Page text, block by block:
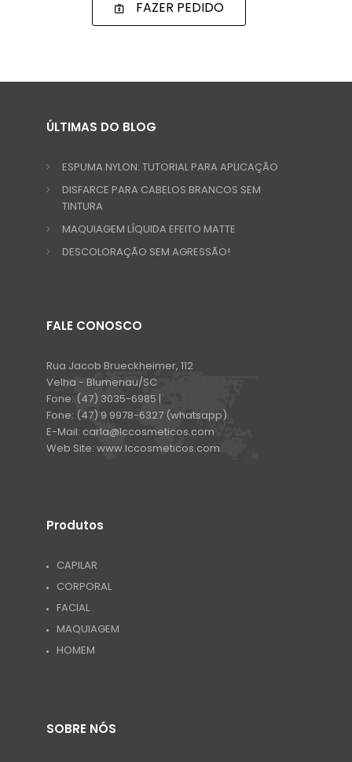
FAZER PEDIDO
ÚLTIMAS DO BLOG
ESPUMA NYLON: TUTORIAL PARA APLICAÇÃO
DISFARCE PARA CABELOS BRANCOS SEM
TINTURA
MAQUIAGEM LÍQUIDA EFEITO MATTE
DESCOLORAÇÃO SEM AGRESSÃO!
FALE CONOSCO
Rua Jacob Brueckheimer, 112
Velha - Blumenau/SC
Fone: (47) 3035-6985 |
Fone: (47) 9 9978-6327 (whatsapp)
E-Mail: carla@lccosmeticos.com
Web Site: www.lccosmeticos.com
Produtos
CAPILAR
CORPORAL
FACIAL
MAQUIAGEM
HOMEM
SOBRE NÓS